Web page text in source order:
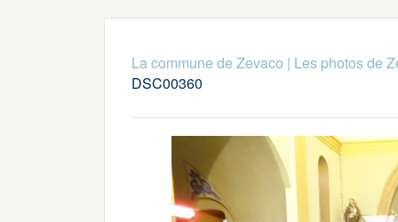
La commune de Zevaco | Les photos de
DSC00360